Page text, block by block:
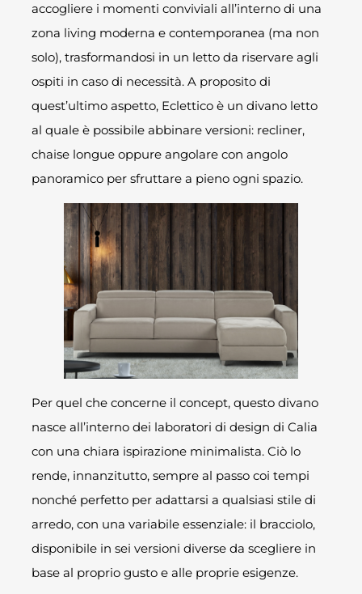
accogliere i momenti conviviali all’interno di una
zona living moderna e contemporanea (ma non
solo), trasformandosi in un letto da riservare agli
ospiti in caso di necessità. A proposito di
quest’ultimo aspetto, Eclettico è un divano letto
al quale è possibile abbinare versioni: recliner,
chaise longue oppure angolare con angolo
panoramico per sfruttare a pieno ogni spazio.
Per quel che concerne il concept, questo divano
nasce all’interno dei laboratori di design di Calia
con una chiara ispirazione minimalista. Ciò lo
rende, innanzitutto, sempre al passo coi tempi
nonché perfetto per adattarsi a qualsiasi stile di
arredo, con una variabile essenziale: il bracciolo,
disponibile in sei versioni diverse da scegliere in
base al proprio gusto e alle proprie esigenze.